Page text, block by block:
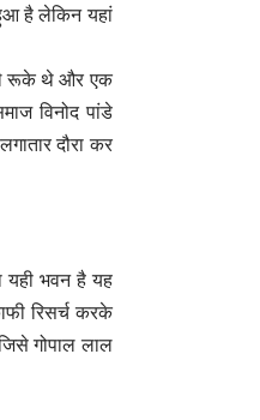
है लेकिन यहां
रूके थे और एक
विनोद पांडे
दौरा कर
यही भवन है यह
रिसर्च करके
गोपाल लाल